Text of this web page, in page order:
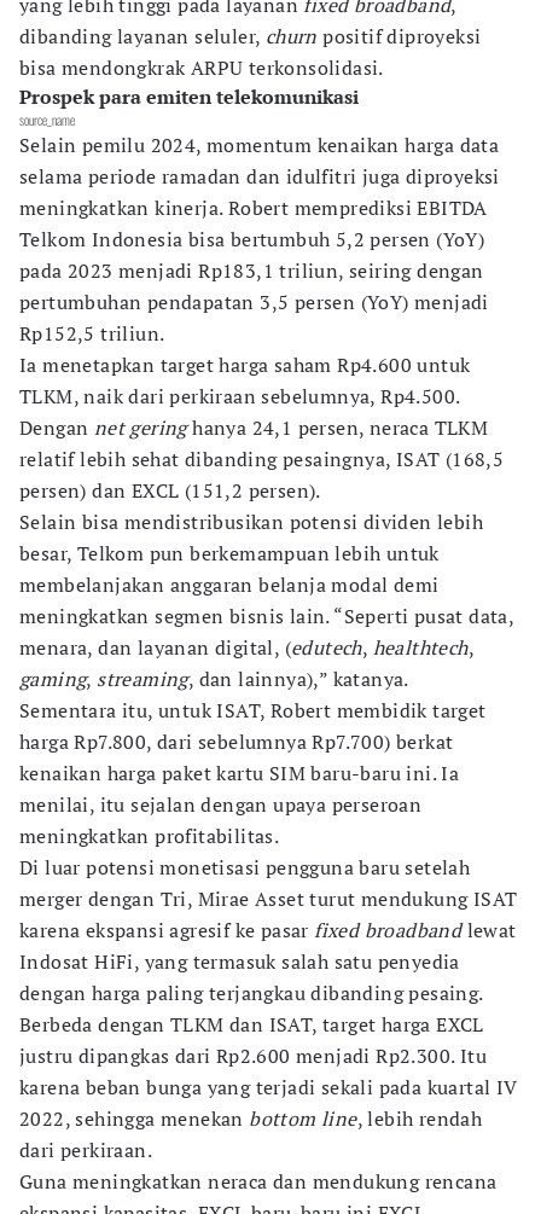
dibanding layanan seluler, churnpositif diproyeksi
bisa mendongkrak ARPU terkonsolidasi.
Prospek para emiten telekomunikasi
source_name
Selain pemilu 2024, momentum kenaikan harga data
selama periode ramadan dan idulfitri juga diproyeksi
meningkatkan kinerja. Robert memprediksi EBITDA
Telkom Indonesia bisa bertumbuh 5,2 persen (YoY)
pada 2023 menjadi Rp183,1 triliun, seiring dengan
pertumbuhan pendapatan 3,5 persen (YoY) menjadi
Rp152,5 triliun.
Ia menetapkan target harga saham Rp4.600 untuk
TLKM, naik dari perkiraan sebelumnya, Rp4.500.
Dengan net geringhanya 24,1 persen, neraca TLKM
relatif lebih sehat dibanding pesaingnya, ISAT (168,5
persen) dan EXCL (151,2 persen).
Selain bisa mendistribusikan potensi dividen lebih
besar, Telkom pun berkemampuan lebih untuk
membelanjakan anggaran belanja modal demi
meningkatkan segmen bisnis lain. “Seperti pusat data,
menara, dan layanan digital, (edutech, healthtech,
gaming, streaming, dan lainnya),” katanya.
Sementara itu, untuk ISAT, Robert membidik target
harga Rp7.800, dari sebelumnya Rp7.700) berkat
kenaikan harga paket kartu SIM baru-baru ini. Ia
menilai, itu sejalan dengan upaya perseroan
meningkatkan profitabilitas.
Di luar potensi monetisasi pengguna baru setelah
merger dengan Tri, Mirae Asset turut mendukung ISAT
karena ekspansi agresif ke pasarfixed broadbandlewat
Indosat HiFi, yang termasuk salah satu penyedia
dengan harga paling terjangkau dibanding pesaing.
Berbeda dengan TLKM dan ISAT, target harga EXCL
justru dipangkas dari Rp2.600 menjadi Rp2.300. Itu
karena beban bunga yang terjadi sekali pada kuartal IV
2022, sehingga menekan bottom line, lebih rendah
dari perkiraan.
Guna meningkatkan neraca dan mendukung rencana